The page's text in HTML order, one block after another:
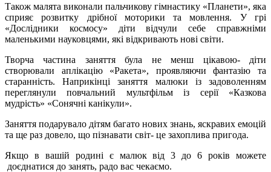
Також малята виконали пальчикову гімнастику «Планети», яка
сприяє розвитку дрібної моторики та мовлення. У грі
«Дослідники космосу» діти відчули себе справжніми
маленькими науковцями, які відкривають нові світи.
Творча частина заняття була не менш цікавою- діти
створювали аплікацію «Ракета», проявляючи фантазію та
старанність. Наприкінці заняття малюки із задоволенням
переглянули повчальний мультфільм із серії «Казкова
мудрість» «Сонячні канікули».
Заняття подарувало дітям багато нових знань, яскравих емоцій
та ще раз довело, що пізнавати світ- це захоплива пригода.
Якщо в вашій родині є малюк від 3 до 6 років можете
доєднатися до занять, радо вас чекаємо.